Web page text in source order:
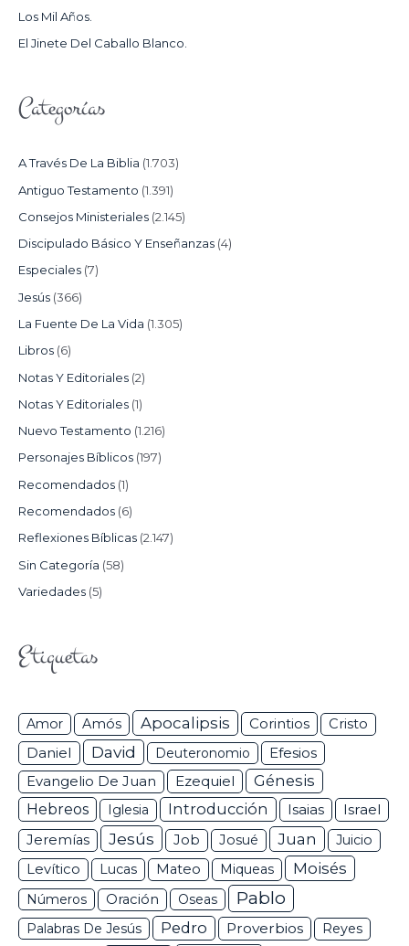
:Los Mil Años.
El Jinete Del Caballo Blanco.
Categorías
A Través De La Biblia (1.703)
Antiguo Testamento (1.391)
Consejos Ministeriales (2.145)
Discipulado Básico Y Enseñanzas (4)
Especiales (7)
Jesús (366)
La Fuente De La Vida (1.305)
Libros (6)
Notas Y Editoriales (2)
Notas Y Editoriales (1)
Nuevo Testamento (1.216)
Personajes Bíblicos (197)
Recomendados (1)
Recomendados (6)
Reflexiones Bíblicas (2.147)
Sin Categoría (58)
Variedades (5)
Etiquetas
Amor Amós Apocalipsis Corintios Cristo
Daniel David Deuteronomio Efesios
Evangelio De Juan Ezequiel
Génesis
Hebreos
Iglesia Introducción Isaias Israel
Jeremías Jesús Job Josué Juan
Juicio
Levítico
Lucas Mateo Miqueas Moisés
Números Oración Oseas Pablo
Palabras De Jesús Pedro Proverbios Reyes